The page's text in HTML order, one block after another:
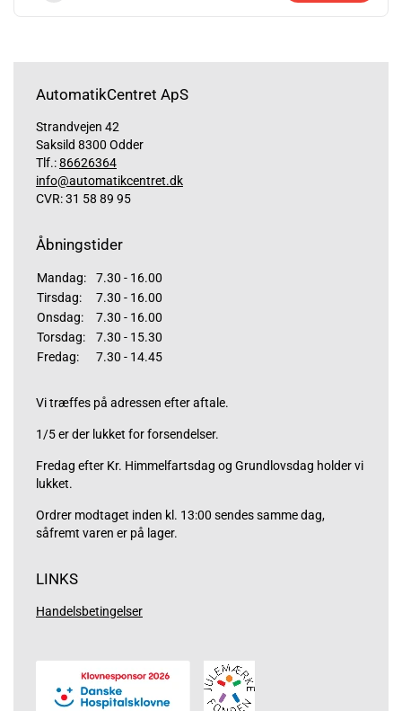
AutomatikCentret ApS
Strandvejen 42
Saksild 8300 Odder
Tlf.:86626364
info@automatikcentret.dk
CVR: 31 58 89 95
Åbningstider
Mandag:
7.30 - 16.00
Tirsdag:
7.30 - 16.00
Onsdag:
7.30 - 16.00
Torsdag:
7.30 - 15.30
Fredag:
7.30 - 14.45
Vi træffes på adressen efter aftale.
1/5 er der lukket for forsendelser.
Fredag efter Kr. Himmelfartsdag og Grundlovsdag holder vi
lukket.
Ordrer modtaget inden kl. 13:00 sendes samme dag,
såfremt varen er på lager.
LINKS
Handelsbetingelser